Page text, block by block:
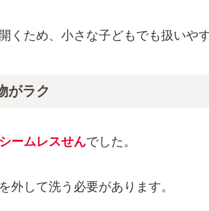
くため、小さな子どもでも扱いや
がラク
シームレスせんでした。
外して洗う必要があります。